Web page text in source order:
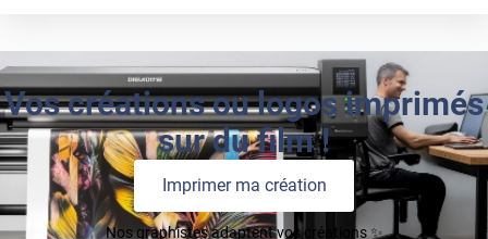
Vos créations ou logos imprimés
sur du film !
Imprimer ma création
Nos graphistes adaptent vos créations ✨